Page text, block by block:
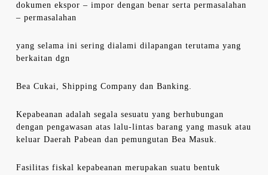
dokumen ekspor – impor dengan benar serta permasalahan
– permasalahan
yang selama ini sering dialami dilapangan terutama yang
berkaitan dgn
Bea Cukai, Shipping Company dan Banking.
Kepabeanan adalah segala sesuatu yang berhubungan
dengan pengawasan atas lalu-lintas barang yang masuk atau
keluar Daerah Pabean dan pemungutan Bea Masuk.
Fasilitas fiskal kepabeanan merupakan suatu bentuk